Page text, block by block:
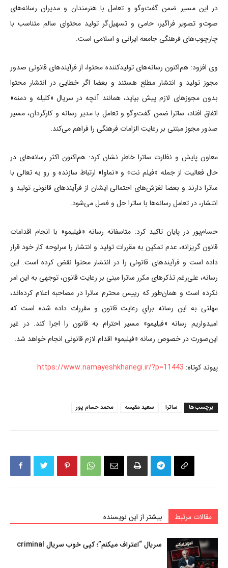
در این مسیر ضمن گفت‌وگو و تعامل با هنرمندان و مدیران رسانه‌های
صوت‌و تصویر فراگیر، حامی و تسهیل‌گر تولید محتوای سالم متناسب با
چارچوب‌های فرهنگی جامعه ایرانی و اسلامی است.
وی افزود: هم‌اکنون رسانه‌های تولیدکننده محتوا، از فرآیندهای قانونی صدور
مجوز تولید و انتشار مطلع هستند و بعضا اگر خطایی در انتشار محتوا
بدون مجوزهای لازم پیش بیاید، همانند آنچه در سریال «کلیله و دمنه»
اتفاق افتاد، ساترا ضمن گفت‌وگو و تعامل با مدیر رسانه و کارگردان، مسیر
صدور مجوز مبتنی بر رعایت الزامات فرهنگی را فراهم می‌کند.
معاون پایش و نظارت ساترا خاطر نشان کرد: هم‌اكنون اکثر رسانه‌های در
حال فعالیت از جمله «فیلم نت» و «نماوا» ارتباط سازنده و رو به تعالی با
ساترا دارند و بعضا لغزش‌های احتمالی ایشان از فرآیندهای قانونی توليد و
انتشار، در تعامل رسانه‌ها با ساترا حل و فصل می‌شود.
حسام‌پور در پايان تاكيد كرد: متاسفانه رسانه «فيليمو» با انجام اقدامات
قانون گریزانه، عدم تمکین به مقررات توليد و انتشار را سرلوحه كار خود قرار
داده است و فرآیندهای قانونی را در انتشار محتوا نقض كرده است‌. این
رسانه، علی‌رغم تذكرهای مكرر ساترا مبنی بر رعايت قانون، توجهی به اين امر
نكرده است و همان‌طور كه رييس محترم ساترا در مصاحبه اعلام كرده‌اند،
مهلتی به این رسانه براي رعايت قانون و مقررات داده شده است که
اميدواريم رسانه «فيليمو» مسير احترام به قانون را اجرا كند. در غير
اين‌صورت در خصوص رسانه «فيليمو» اقدام لازم قانونی انجام خواهد شد.
پیوند کوتاه: https://www.namayeshkhanegi.ir/?p=11443
برچسب‌ها ساترا سعید مقیسه محمد حسام پور
مقالات مرتبط بیشتر از این نویسنده
سریال “اعتراف میکنم”؛ کپی خوب سریال criminal